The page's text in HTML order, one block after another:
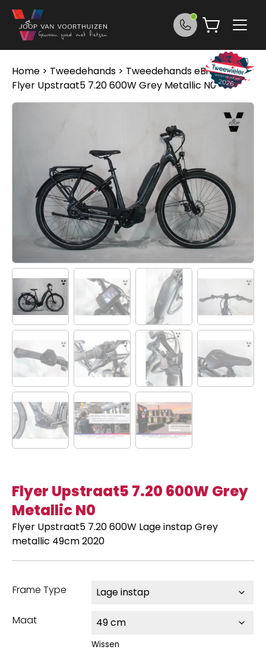
Ga naar de inhoud
Home > Tweedehands > Tweedehands eBikes>
Flyer Upstraat5 7.20 600W Grey Metallic N0
Flyer Upstraat5 7.20 600W Grey
Metallic N0
Flyer Upstraat5 7.20 600W Lage instap Grey
metallic 49cm 2020
Frame Type
Maat
Wissen